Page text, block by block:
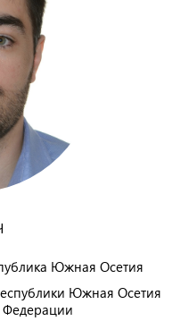
Южная Осетия
Южная Осетия
Федерации